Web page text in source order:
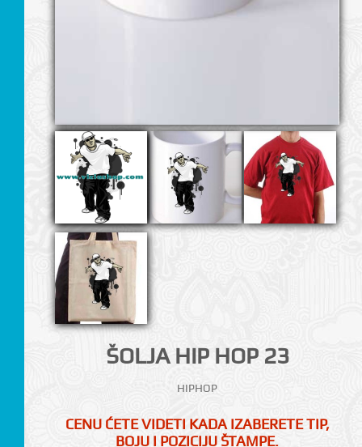
ŠOLJA HIP HOP 23
HIPHOP
CENU ĆETE VIDETI KADA IZABERETE TIP,
BOJU I POZICIJU ŠTAMPE.